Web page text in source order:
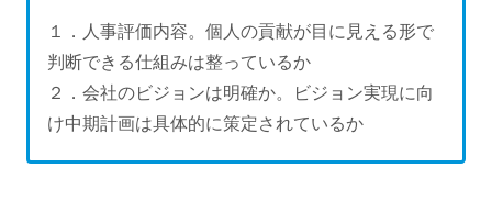
１．人事評価内容。個人の貢献が目に見える形で
判断できる仕組みは整っているか
２．会社のビジョンは明確か。ビジョン実現に向
け中期計画は具体的に策定されているか